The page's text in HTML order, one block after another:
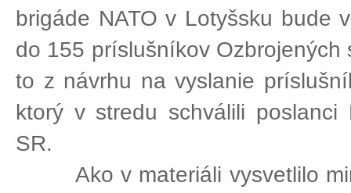
brigáde NATO v Lotyšsku bude
do 155 príslušníkov Ozbrojených
to z návrhu na vyslanie
ktorý v stredu schválili poslanci
SR.
Ako v materiáli vysvetlilo